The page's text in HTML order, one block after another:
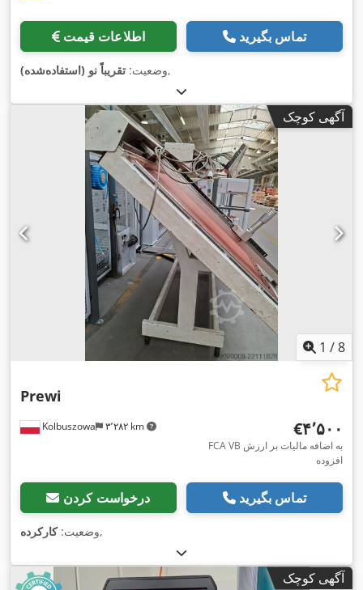
اطلاعات قیمت تماس بگیرید
وضعیت: تقریباً نو (استفاده‌شده) ,
آگهی کوچک
1 /8
Kolbuszowa ۳٬۲۸۲ km
Prewi
‎€۴٬۵۰۰
FCA VB به اضافه مالیات بر ارزش
افزوده
درخواست کردن تماس بگیرید
وضعیت:کارکرده ,
آگهی کوچک